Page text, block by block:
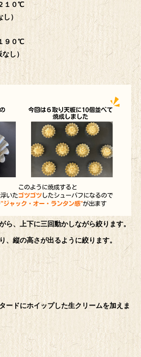
１０℃
し）
９０℃
し）
ら、上下に三回動かしながら絞ります。
、縦の高さが出るように絞ります。
ードにホイップした生クリームを加えま